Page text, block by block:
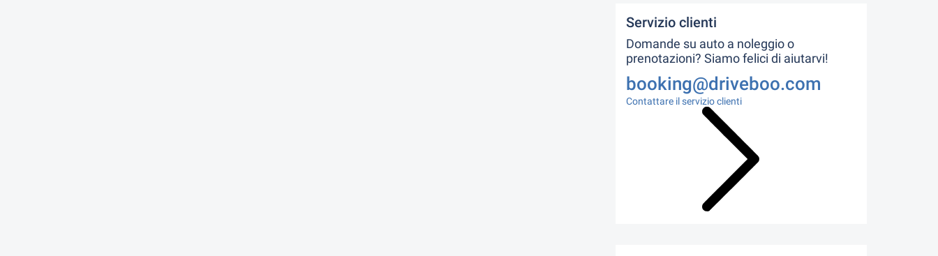
Servizio clienti
Domande su auto a noleggio o
prenotazioni? Siamo felici di aiutarvi!
booking@driveboo.com
Contattare il servizio clienti